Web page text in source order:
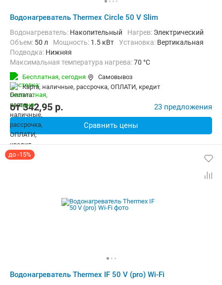
Водонагреватель Thermex Circle 50 V Slim
Водонагреватель: Накопительный нагрев: Электрический
Объем: 50 л Мощность: 1.5 кВт Установка: Вертикальная
Подводка: Нижняя
Максимальная температура нагрева:70 °C
Дополнительно:
Бесплатная, сегодня
Самовывоз
карта, наличные, рассрочка, ОПЛАТИ, кредит
от342,95 p. 23 предложения
Сравнить цены
до -15%
Водонагреватель Thermex IF 50 V (pro) Wi-Fi